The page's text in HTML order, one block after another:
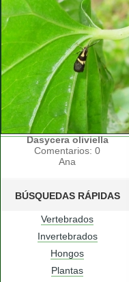
Dasycera oliviella
Comentarios: 0
Ana
BÚSQUEDAS RÁPIDAS
Vertebrados
Invertebrados
Hongos
Plantas